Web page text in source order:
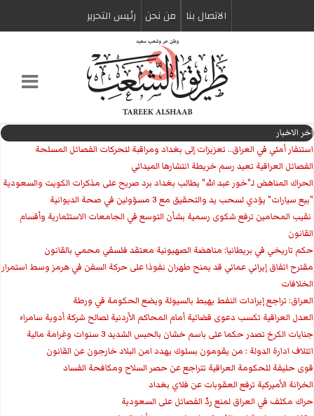
الاتصال بنا من نحن رئیس التحریر
اخر الاخبار
استنفار أمني في العراق.. تعزيزات إلى بغداد ومراقبة لتحركات الفصائل المسلحة
الفصائل العراقية تعيد رسم خريطة انتشارها الميداني
الحراك المناهض لـ"خور عبد الله" يطالب بغداد برد صريح على مذكرات الكويت والسعودية
"بيع سيارات" يؤدي لسحب يد والتحقيق مع 3 مسؤولين في صحة الديوانية
‏ نقيب المحامين ترفع شكوى رسمية بشأن التوسع في الجامعات الاستثمارية وأقسام
القانون
حكم تاريخي في بريطانيا: مناهضة الصهيونية معتقد فلسفي محمي بالقانون
مقترح اتفاق إيراني عماني قد يمنح طهران نفوذا على حركة السفن في هرمز وسط استمرار
الخلافات
العراق: تراجع إيرادات النفط يهبط بالسيولة ويضع الحكومة في ورطة
العدل العراقية تكسب دعوى قضائية أمام المحاكم الأردنية لصالح شركة أدوية سامراء
جنايات الكرخ تصدر حكما على باسم خشان بالحبس الشديد 3 سنوات وغرامة مالية
ائتلاف ادارة الدولة : من يقومون بسلوك يهدد امن البلاد خارجون عن القانون
قوى حليفة للحكومة العراقية تتراجع عن حصر السلاح ومكافحة الفساد
الخزانة الأميركية ترفع العقوبات عن فلاي بغداد
حراك مكثف في العراق لمنع ردّ الفصائل على السعودية